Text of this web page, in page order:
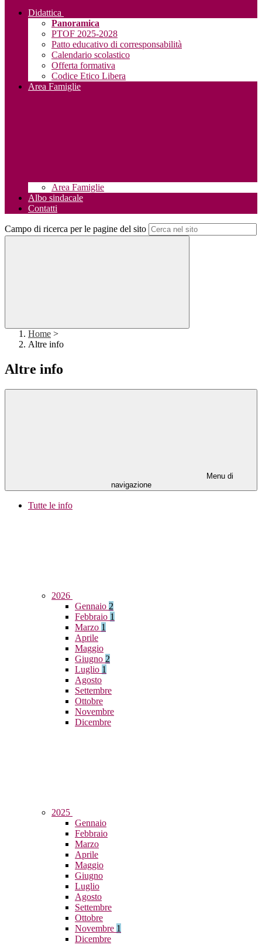
Didattica
Panoramica
PTOF 2025-2028
Patto educativo di corresponsabilità
Calendario scolastico
Offerta formativa
Codice Etico Libera
Area Famiglie
Area Famiglie
Albo sindacale
Contatti
Campo di ricerca per le pagine del sito
Home >
Altre info
Altre info
Menu di
navigazione
Tutte le info
2026
Gennaio 2
Febbraio 1
Marzo 1
Aprile
Maggio
Giugno 2
Luglio 1
Agosto
Settembre
Ottobre
Novembre
Dicembre
2025
Gennaio
Febbraio
Marzo
Aprile
Maggio
Giugno
Luglio
Agosto
Settembre
Ottobre
Novembre 1
Dicembre